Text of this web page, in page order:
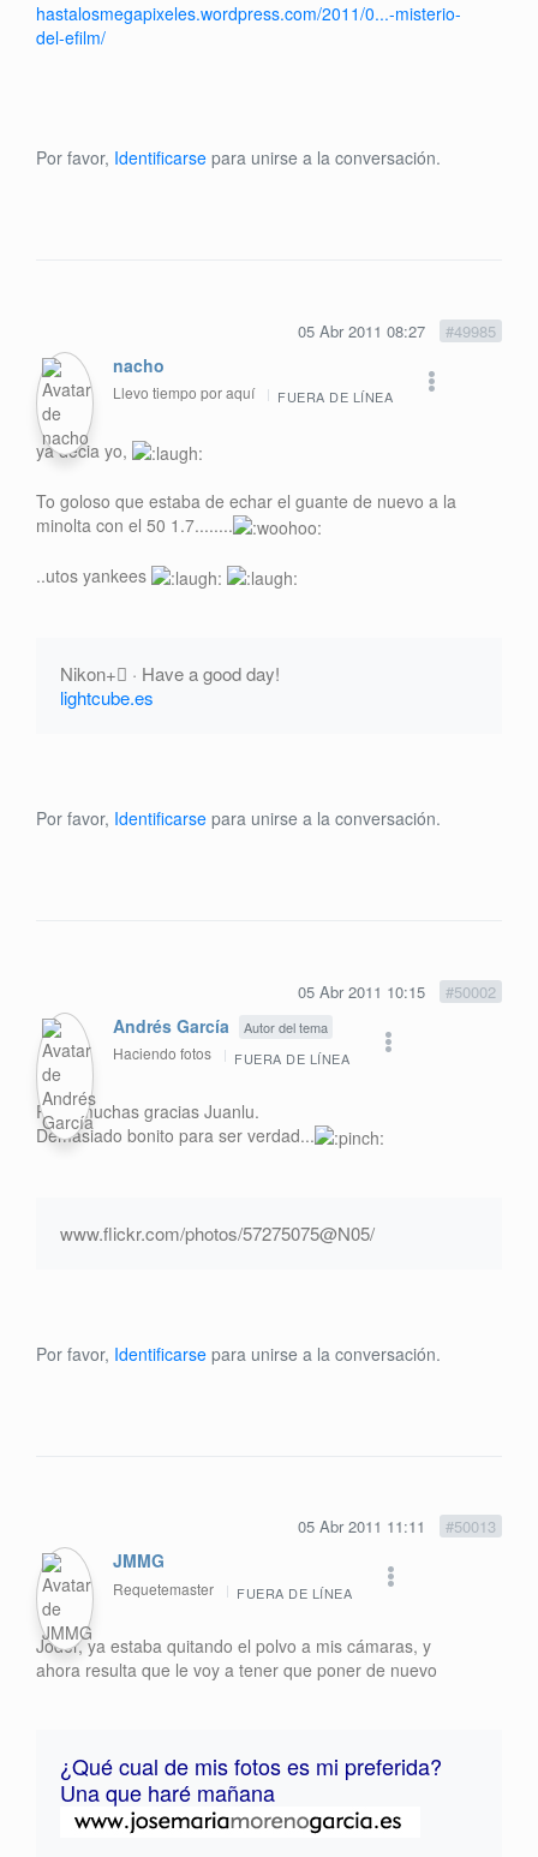
hastalosmegapixeles.wordpress.com/2011/0...-misterio-
del-efilm/
Por favor, Identificarse para unirse a la conversación.
05 Abr 2011 08:27 #49985
nacho
Llevo tiempo por aquí FUERA DE LÍNEA
ya decia yo,
To goloso que estaba de echar el guante de nuevo a la
minolta con el 50 1.7........
..utos yankees
Nikon+ · Have a good day!
lightcube.es
Por favor, Identificarse para unirse a la conversación.
05 Abr 2011 10:15 #50002
Andrés García Autor del tema
Haciendo fotos FUERA DE LÍNEA
Pues muchas gracias Juanlu.
Demasiado bonito para ser verdad...
www.flickr.com/photos/57275075@N05/
Por favor, Identificarse para unirse a la conversación.
05 Abr 2011 11:11 #50013
JMMG
Requetemaster FUERA DE LÍNEA
Joder, ya estaba quitando el polvo a mis cámaras, y
ahora resulta que le voy a tener que poner de nuevo
¿Qué cual de mis fotos es mi preferida?
Una que haré mañana